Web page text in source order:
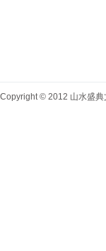
Copyright © 2012 山水盛